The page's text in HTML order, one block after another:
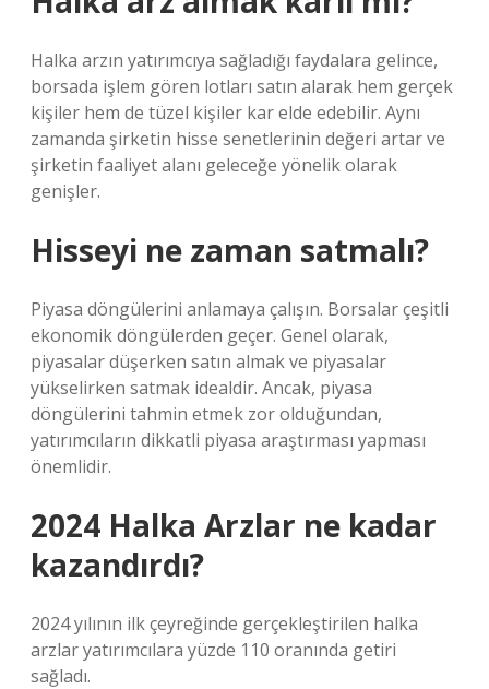
Halka arzın yatırımcıya sağladığı faydalara gelince,
borsada işlem gören lotları satın alarak hem gerçek
kişiler hem de tüzel kişiler kar elde edebilir. Aynı
zamanda şirketin hisse senetlerinin değeri artar ve
şirketin faaliyet alanı geleceğe yönelik olarak
genişler.
Hisseyi ne zaman satmalı?
Piyasa döngülerini anlamaya çalışın. Borsalar çeşitli
ekonomik döngülerden geçer. Genel olarak,
piyasalar düşerken satın almak ve piyasalar
yükselirken satmak idealdir. Ancak, piyasa
döngülerini tahmin etmek zor olduğundan,
yatırımcıların dikkatli piyasa araştırması yapması
önemlidir.
2024 Halka Arzlar ne kadar
kazandırdı?
2024 yılının ilk çeyreğinde gerçekleştirilen halka
arzlar yatırımcılara yüzde 110 oranında getiri
sağladı.